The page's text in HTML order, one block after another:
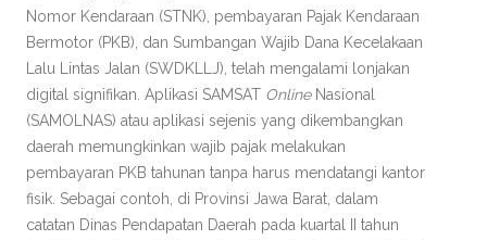
Nomor Kendaraan (STNK), pembayaran Pajak Kendaraan
Bermotor (PKB), dan Sumbangan Wajib Dana Kecelakaan
Lalu Lintas Jalan (SWDKLLJ), telah mengalami lonjakan
digital signifikan. Aplikasi SAMSAT OnlineNasional
(SAMOLNAS) atau aplikasi sejenis yang dikembangkan
daerah memungkinkan wajib pajak melakukan
pembayaran PKB tahunan tanpa harus mendatangi kantor
fisik. Sebagai contoh, di Provinsi Jawa Barat, dalam
catatan Dinas Pendapatan Daerah pada kuartal II tahun